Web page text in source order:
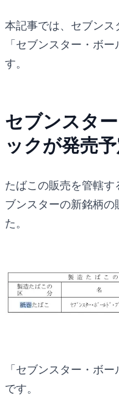
本記事では、セブン
「セブンスター・ボ
す。
セブンスタ
ックが発売
たばこの販売を管轄す
ブンスターの新銘柄の
た。
「セブンスター・ボ
です。